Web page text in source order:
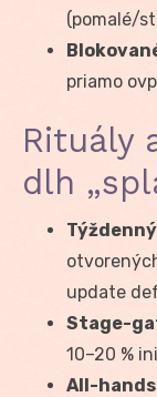
(pomalé/
priamo
Rituály
dlh
update
Stage-
10–20 %
All-hands